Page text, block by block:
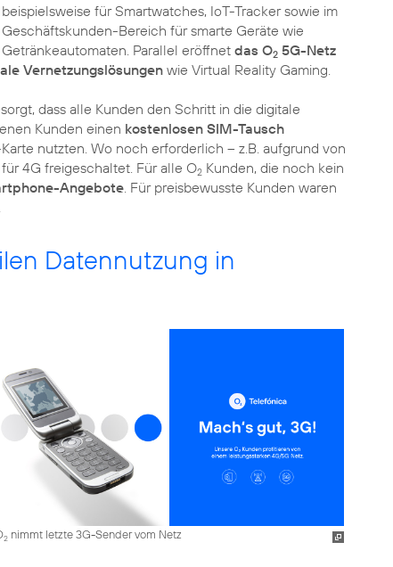
beispielsweise für Smartwatches, IoT-Tracker sowie im
Geschäftskunden-Bereich für smarte Geräte wie
Getränkeautomaten. Parallel eröffnet das O25G-Netz
Vernetzungslösungen wie Virtual Reality Gaming.
dass alle Kunden den Schritt in die digitale
Kunden einen kostenlosen SIM-Tausch
nutzten. Wo noch erforderlich – z.B. aufgrund von
4G freigeschaltet. Für alle O2 Kunden, die noch kein
Angebote. Für preisbewusste Kunden waren
Datennutzung in
2nimmt letzte 3G-Sender vom Netz